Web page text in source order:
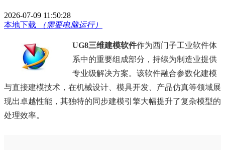
2026-07-09 11:50:28
本地下载
（需要电脑运行）
UG8三维建模软件作为西门子工业软件体
系中的重要组成部分，持续为制造业提供
专业级解决方案。该软件融合参数化建模
与直接建模技术，在机械设计、模具开发、产品仿真等领域展
现出卓越性能，其独特的同步建模引擎大幅提升了复杂模型的
处理效率。